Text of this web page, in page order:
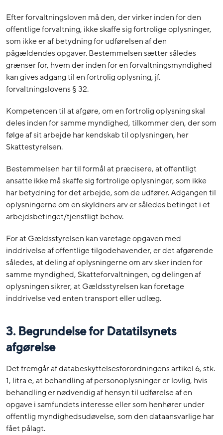
Efter forvaltningsloven må den, der virker inden for den
offentlige forvaltning, ikke skaffe sig fortrolige oplysninger,
som ikke er af betydning for udførelsen af den
pågældendes opgaver. Bestemmelsen sætter således
grænser for, hvem der inden for en forvaltningsmyndighed
kan gives adgang til en fortrolig oplysning, jf.
forvaltningslovens § 32.
Kompetencen til at afgøre, om en fortrolig oplysning skal
deles inden for samme myndighed, tilkommer den, der som
følge af sit arbejde har kendskab til oplysningen, her
Skattestyrelsen.
Bestemmelsen har til formål at præcisere, at offentligt
ansatte ikke må skaffe sig fortrolige oplysninger, som ikke
har betydning for det arbejde, som de udfører. Adgangen til
oplysningerne om en skyldners arv er således betinget i et
arbejdsbetinget/tjenstligt behov.
For at Gældsstyrelsen kan varetage opgaven med
inddrivelse af offentlige tilgodehavender, er det afgørende
således, at deling af oplysningerne om arv sker inden for
samme myndighed, Skatteforvaltningen, og delingen af
oplysningen sikrer, at Gældsstyrelsen kan foretage
inddrivelse ved enten transport eller udlæg.
3. Begrundelse for Datatilsynets
afgørelse
Det fremgår af databeskyttelsesforordningens artikel 6, stk.
1, litra e, at behandling af personoplysninger er lovlig, hvis
behandling er nødvendig af hensyn til udførelse af en
opgave i samfundets interesse eller som henhører under
offentlig myndighedsudøvelse, som den dataansvarlige har
fået pålagt.